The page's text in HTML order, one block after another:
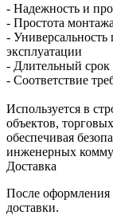
- Надежность и
- Простота
-
эксплуатации
- Длительный
- Соответствие
Используется в
объектов,
обеспечивая
инженерных
Доставка
После оформления
доставки.